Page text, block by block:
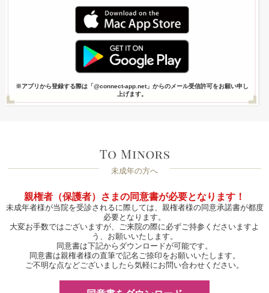
※アプリから登録する際は「@connect-app.net」からのメール受信許可をお願い申し
上げます。
未成年の方へ
親権者（保護者）さまの同意書が必要となります！
未成年者様が当院を受診されるに際しては、親権者様の同意承諾書が都度
必要となります。
大変お手数ではございますが、ご来院の際に必ずご持参くださいますよ
う、お願いいたします。
同意書は下記からダウンロードが可能です。
同意書は親権者様の直筆で記名ご捺印をお願いいたします。
ご不明な点などございましたら気軽にお問い合わせください。